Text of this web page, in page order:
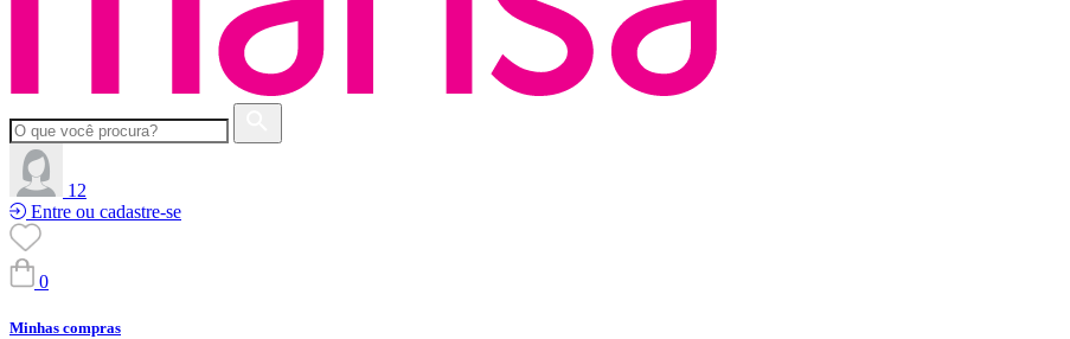
12
Entre ou cadastre-se
0
Minhas compras